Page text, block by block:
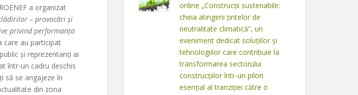
a organizat
– provocări și
privind performanța
care au participat
și reprezentanți ai
într-un cadru deschis
să se angajeze în
din zona
online „Construcții sustenabile:
cheia atingerii țintelor de
neutralitate climatică”, un
eveniment dedicat soluțiilor și
tehnologiilor care contribuie la
transformarea sectorului
construcțiilor într-un pilon
esențial al tranziției către o